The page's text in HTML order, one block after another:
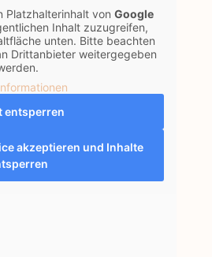
Platzhalterinhalt von Google
Inhalt zuzugreifen,
unten. Bitte beachten
Drittanbieter weitergegeben
entsperren
akzeptieren und Inhalte